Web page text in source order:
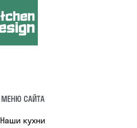
МЕНЮ САЙТА
Наши кухни